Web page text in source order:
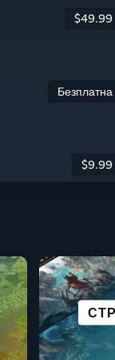
$49.99
Безплатна
$9.99